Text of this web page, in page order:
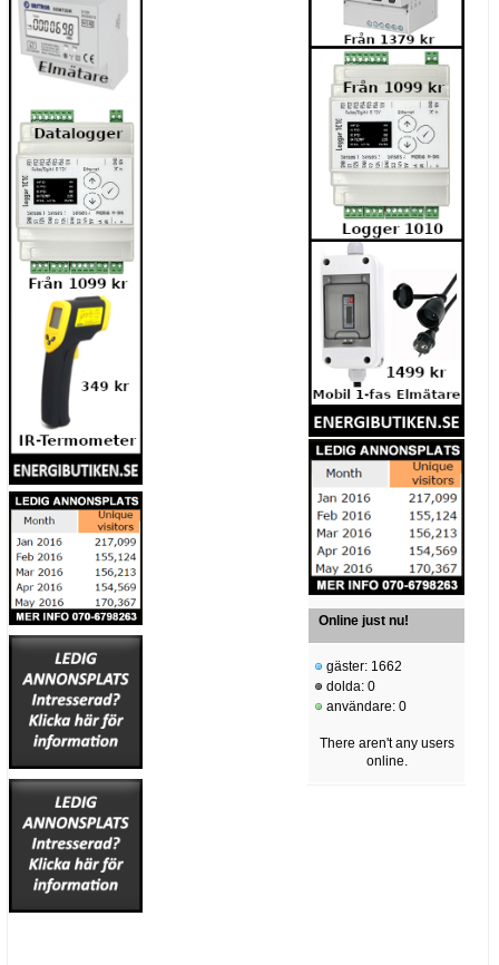
Online just nu!
gäster: 1662
dolda: 0
användare: 0
There aren't any users
online.